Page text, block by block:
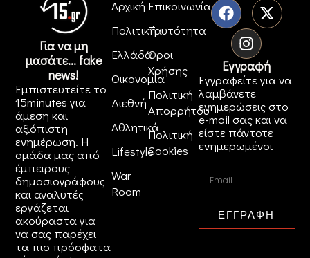
Για να μη
μασάτε... fake
news!
Εμπιστευτείτε το
15minutes για
άμεση και
αξιόπιστη
ενημέρωση. Η
ομάδα μας από
έμπειρους
δημοσιογράφους
και αναλυτές
εργάζεται
ακούραστα για
να σας παρέχει
τα πιο πρόσφατα
Αρχική
Πολιτική
Ελλάδα
Οικονομία
Διεθνή
Αθλητικά
Lifestyle
War
Room
Επικοινωνία
Ταυτότητα
Όροι
Χρήσης
Πολιτική
Απορρήτου
Πολιτική
Cookies
Εγγραφή
Εγγραφείτε για να
λαμβάνετε
ενημερώσεις στο
e-mail σας και να
είστε πάντοτε
ενημερωμένοι
ΕΓΓΡΑΦΗ